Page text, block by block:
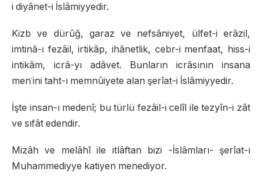
i diyânet-i İslâmiyyedir.
Kizb ve dürûğ, garaz ve nefsâniyet, ülfet-i erâzil,
imtinâ-ı fezâil, irtikâp, ihânetlik, cebr-i menfaat, hiss-i
intikâm, icrâ-yı adâvet. Bunların icrâsının insana
menʿini taht-ı memnûiyete alan şerîat-i İslâmiyyedir.
İşte insan-ı medenî; bu türlü fezâil-i celîl ile tezyîn-i zât
ve sıfât edendir.
Mizâh ve melâhî ile itlâftan bizi -İslâmları- şerîat-ı
Muhammediyye katiyen menediyor.